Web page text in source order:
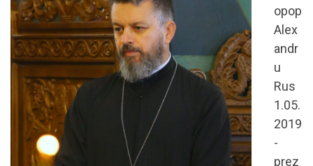
opop
Alex
andr
u
Rus
1.05.
2019
-
prez